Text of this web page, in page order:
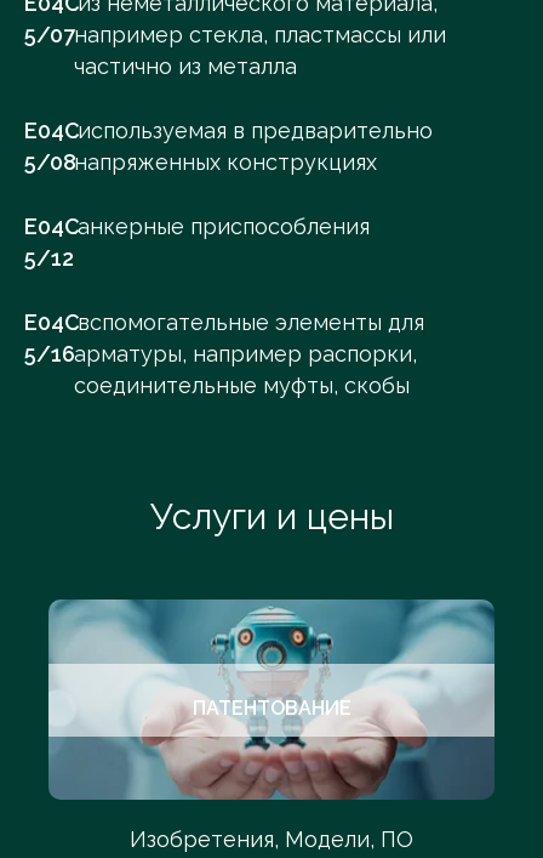
5/07например стекла, пластмассы или
частично из металла
E04C
5/08
.используемая в предварительно
напряженных конструкциях
E04C
5/12
.анкерные приспособления
E04C
5/16
.вспомогательные элементы для
арматуры, например распорки,
соединительные муфты, скобы
Услуги и цены
ПАТЕНТОВАНИЕ
Изобретения, Модели, ПО